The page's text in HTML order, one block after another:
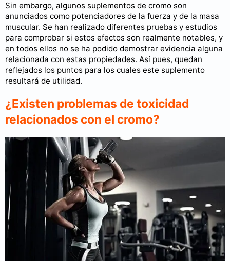
Sin embargo, algunos suplementos de cromo son
anunciados como potenciadores de la fuerza y de la masa
muscular. Se han realizado diferentes pruebas y estudios
para comprobar si estos efectos son realmente notables, y
en todos ellos no se ha podido demostrar evidencia alguna
relacionada con estas propiedades. Así pues, quedan
reflejados los puntos para los cuales este suplemento
resultará de utilidad.
¿Existen problemas de toxicidad
relacionados con el cromo?